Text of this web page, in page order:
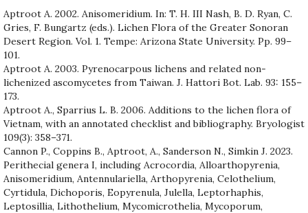
Aptroot A. 2002. Anisomeridium. In: T. H. III Nash, B. D. Ryan, C.
Gries, F. Bungartz (eds.). Lichen Flora of the Greater Sonoran
Desert Region. Vol. 1. Tempe: Arizona State University. Pp. 99–
101.
Aptroot A. 2003. Pyrenocarpous lichens and related non-
lichenized ascomycetes from Taiwan. J. Hattori Bot. Lab. 93: 155–
173.
Aptroot A., Sparrius L. B. 2006. Additions to the lichen flora of
Vietnam, with an annotated checklist and bibliography. Bryologist
109(3): 358–371.
Cannon P., Coppins B., Aptroot, A., Sanderson N., Simkin J. 2023.
Perithecial genera I, including Acrocordia, Alloarthopyrenia,
Anisomeridium, Antennulariella, Arthopyrenia, Celothelium,
Cyrtidula, Dichoporis, Eopyrenula, Julella, Leptorhaphis,
Leptosillia, Lithothelium, Mycomicrothelia, Mycoporum,